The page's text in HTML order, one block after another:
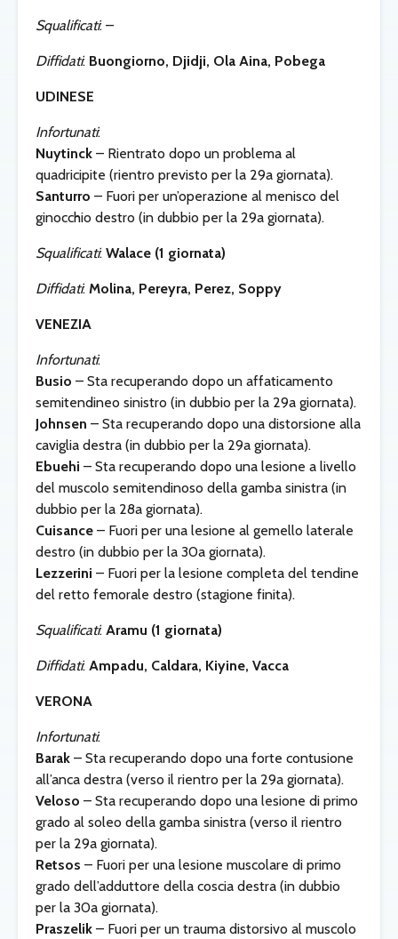
Squalificati: –
Diffidati: Buongiorno, Djidji, Ola Aina, Pobega
UDINESE
Infortunati:
Nuytinck – Rientrato dopo un problema al
quadricipite (rientro previsto per la 29a giornata).
Santurro – Fuori per un’operazione al menisco del
ginocchio destro (in dubbio per la 29a giornata).
Squalificati: Walace (1 giornata)
Diffidati: Molina, Pereyra, Perez, Soppy
VENEZIA
Infortunati:
Busio – Sta recuperando dopo un affaticamento
semitendineo sinistro (in dubbio per la 29a giornata).
Johnsen – Sta recuperando dopo una distorsione alla
caviglia destra (in dubbio per la 29a giornata).
Ebuehi – Sta recuperando dopo una lesione a livello
del muscolo semitendinoso della gamba sinistra (in
dubbio per la 28a giornata).
Cuisance – Fuori per una lesione al gemello laterale
destro (in dubbio per la 30a giornata).
Lezzerini – Fuori per la lesione completa del tendine
del retto femorale destro (stagione finita).
Squalificati: Aramu (1 giornata)
Diffidati: Ampadu, Caldara, Kiyine, Vacca
VERONA
Infortunati:
Barak – Sta recuperando dopo una forte contusione
all’anca destra (verso il rientro per la 29a giornata).
Veloso – Sta recuperando dopo una lesione di primo
grado al soleo della gamba sinistra (verso il rientro
per la 29a giornata).
Retsos – Fuori per una lesione muscolare di primo
grado dell’adduttore della coscia destra (in dubbio
per la 30a giornata).
Praszelik – Fuori per un trauma distorsivo al muscolo